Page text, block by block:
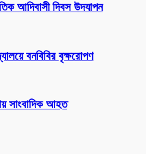
আদিবাসী দিবস উদযাপন
বনবিবির বৃক্ষরোপণ
সাংবাদিক আহত